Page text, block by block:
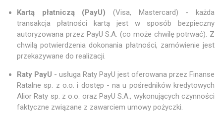
Kartą płatniczą (PayU) (Visa, Mastercard) - każda
transakcja płatności kartą jest w sposób bezpieczny
autoryzowana przez PayU S.A. (co może chwilę potrwać). Z
chwilą potwierdzenia dokonania płatności, zamówienie jest
przekazywane do realizacji.
Raty PayU - usługa Raty PayU jest oferowana przez Finanse
Ratalne sp. z o.o. i dostęp - na u pośredników kredytowych
Alior Raty sp. z o.o. oraz PayU S.A., wykonujących czynności
faktyczne związane z zawarciem umowy pożyczki.